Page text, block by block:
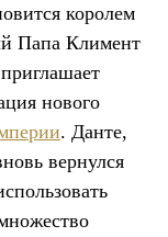
королем
Папа Климент
нового
. Данте,
вернулся